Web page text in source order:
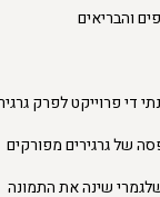
והבריאים
די פרוייקט לפרק
של גרגירים מפורקים
שינה את התמונה